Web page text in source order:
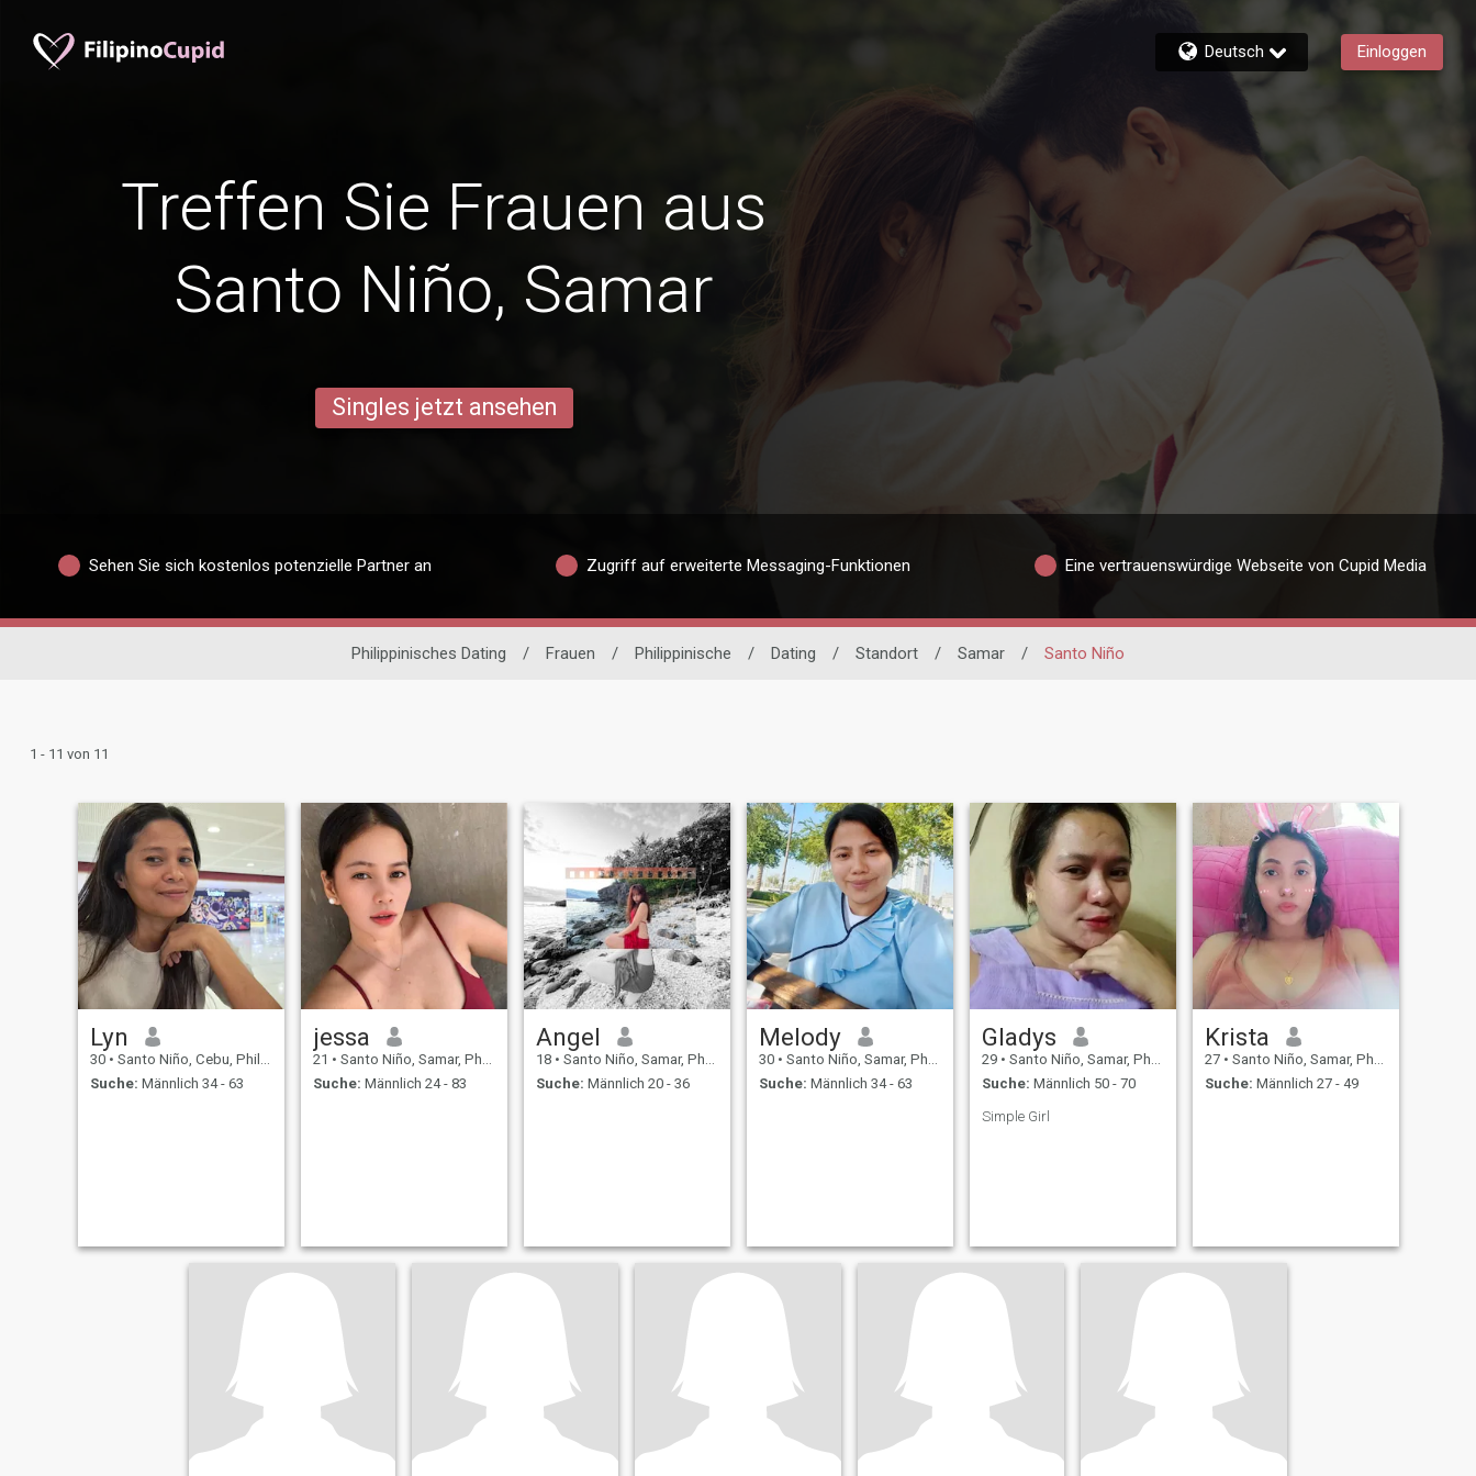
Deutsch Einloggen
Treffen Sie Frauen aus
Santo Niño, Samar
Singles jetzt ansehen
Sehen Sie sich kostenlos potenzielle Partner an Zugriff auf erweiterte Messaging-Funktionen Eine vertrauenswürdige Webseite von Cupid Media
Philippinisches Dating / Frauen / Philippinische / Dating / Standort / Samar / Santo Niño
1 - 11 von 11
Lyn
30 • Santo Niño, Cebu, Philippinen
Suche: Männlich 34 - 63
jessa
21 • Santo Niño, Samar, Philippinen
Suche: Männlich 24 - 83
Angel
18 • Santo Niño, Samar, Philippinen
Suche: Männlich 20 - 36
Melody
30 • Santo Niño, Samar, Philippinen
Suche: Männlich 34 - 63
Gladys
29 • Santo Niño, Samar, Philippinen
Suche: Männlich 50 - 70
Simple Girl
Krista
27 • Santo Niño, Samar, Philippinen
Suche: Männlich 27 - 49